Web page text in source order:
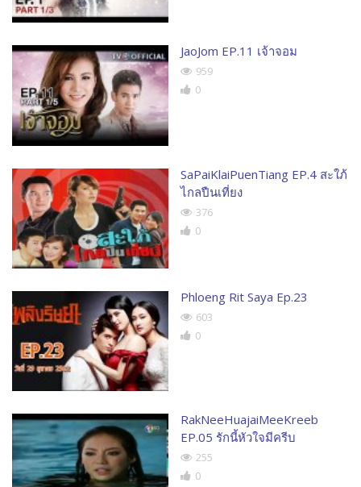
JaoJom EP.11 เจ้าจอม
959
0
SaPaiKlaiPuenTiang EP.4 สะใภ้
ไกลปืนเที่ยง
376
0
Phloeng Rit Saya Ep.23
603
0
RakNeeHuajaiMeeKreeb
EP.05 รักนี้หัวใจมีครีบ
255
0